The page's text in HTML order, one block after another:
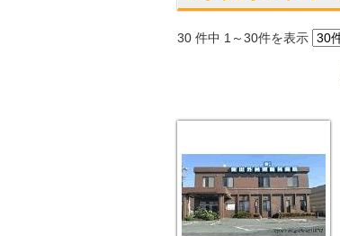
30 件中 1～30件を表示